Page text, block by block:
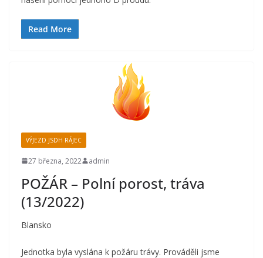
Read More
VÝJEZD JSDH RÁJEC
27 března, 2022 admin
POŽÁR – Polní porost, tráva
(13/2022)
Blansko
Jednotka byla vyslána k požáru trávy. Prováděli jsme